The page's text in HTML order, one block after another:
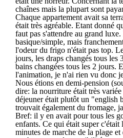
chaînes mais la plupart sont
Chaque appartement avait sa
était très agréable. Etant donné
faut pas s'attendre au grand
basique/simple, mais
l'odeur du frigo n'était pas top.
jours, les draps changés tous les
bains changées tous les 2 jours.
l'animation, je n'ai rien vu donc
Nous étions en demi-pension
dire: la nourriture était très
déjeuner était plutôt un "english
trouvait également du fromage,
Bref: il y en avait pour tous les
enfants. Ce qui était super
minutes de marche de la plage